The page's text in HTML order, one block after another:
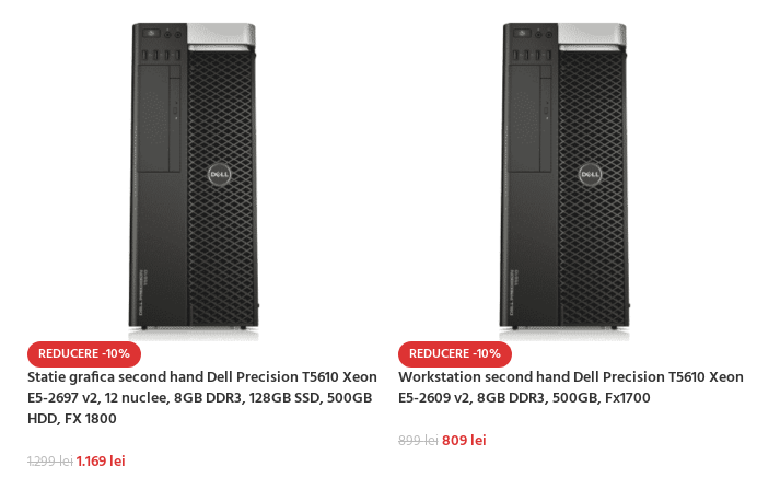
REDUCERE -10%
Statie grafica second hand Dell Precision T5610 Xeon
E5-2697 v2, 12 nuclee, 8GB DDR3, 128GB SSD, 500GB
HDD, FX 1800
1.299lei1.169lei
REDUCERE -10%
Workstation second hand Dell Precision T5610 Xeon
E5-2609 v2, 8GB DDR3, 500GB, Fx1700
899lei809lei